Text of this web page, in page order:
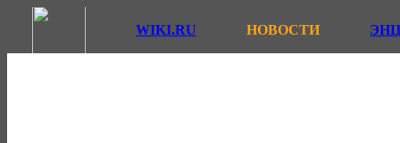
WIKI.RU НОВОСТИ